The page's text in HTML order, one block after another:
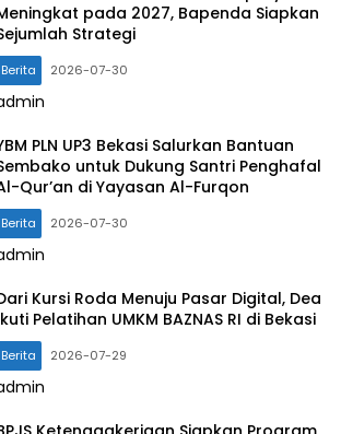
pada 2027, Bapenda Siapkan
Strategi
Berita 2026-07-30
PLN UP3 Bekasi Salurkan Bantuan
untuk Dukung Santri Penghafal
Qur’an di Yayasan Al-Furqon
Berita 2026-07-30
Kursi Roda Menuju Pasar Digital, Dea
Pelatihan UMKM BAZNAS RI di Bekasi
Berita 2026-07-29